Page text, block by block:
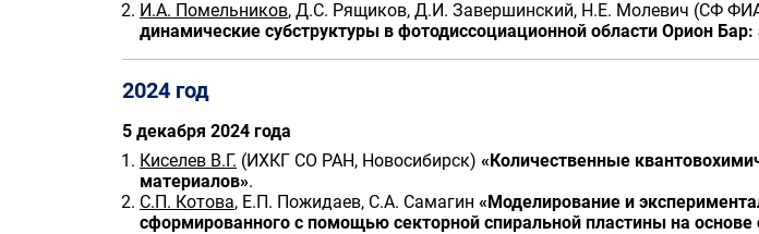
И.А. Помельников, Д.С. Рящиков, Д.И. Завершинский, Н.Е. Молевич (СФ
динамические субструктуры в фотодиссоциационной области Орион
2024 год
5 декабря 2024 года
Киселев В.Г. (ИХКГ СО РАН, Новосибирск) «Количественные
материалов».
С.П. Котова, Е.П. Пожидаев, С.А. Самагин «Моделирование и
сформированного с помощью секторной спиральной пластины на основе